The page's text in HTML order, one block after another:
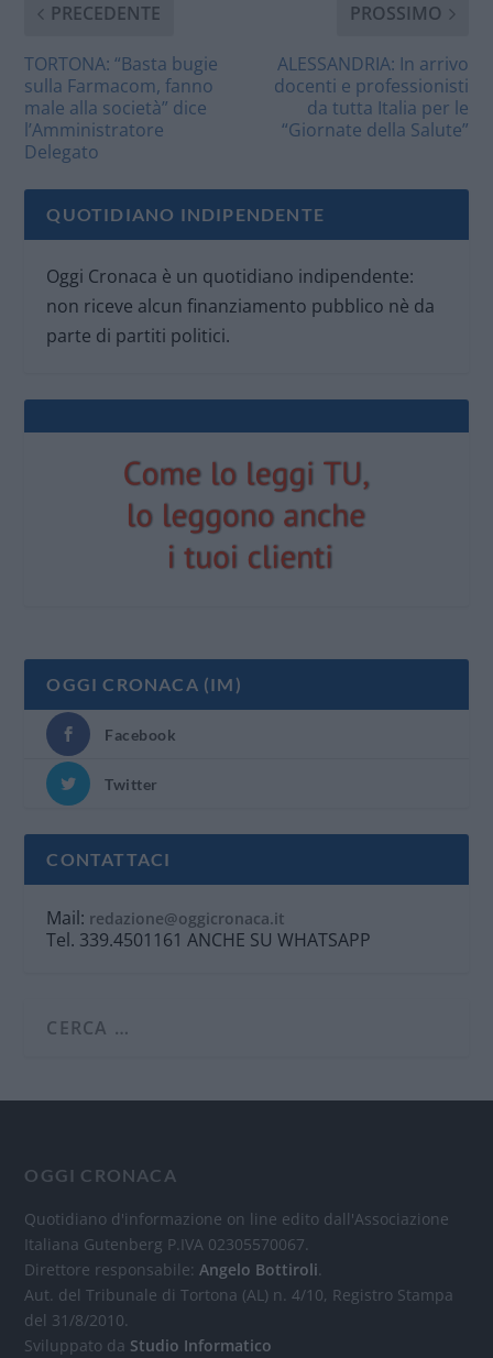
PRECEDENTE
TORTONA: “Basta bugie
sulla Farmacom, fanno
male alla società” dice
l’Amministratore
Delegato
PROSSIMO
ALESSANDRIA: In arrivo
docenti e professionisti
da tutta Italia per le
“Giornate della Salute”
QUOTIDIANO INDIPENDENTE
Oggi Cronaca è un quotidiano indipendente:
non riceve alcun finanziamento pubblico nè da
parte di partiti politici.
OGGI CRONACA (IM)
Facebook
Twitter
CONTATTACI
Mail: redazione@oggicronaca.it
Tel. 339.4501161 ANCHE SU WHATSAPP
OGGI CRONACA
Quotidiano d'informazione on line edito dall'Associazione
Italiana Gutenberg P.IVA 02305570067.
Direttore responsabile:Angelo Bottiroli.
Aut. del Tribunale di Tortona (AL) n. 4/10, Registro Stampa
del 31/8/2010.
Sviluppato da Studio Informatico